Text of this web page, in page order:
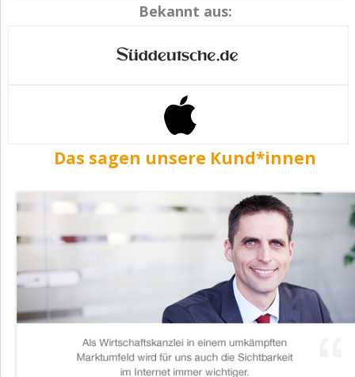
Bekannt aus:
Das sagen unsere Kund*innen